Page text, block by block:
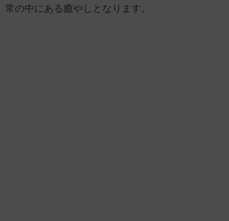
常の中にある癒やしとなります。